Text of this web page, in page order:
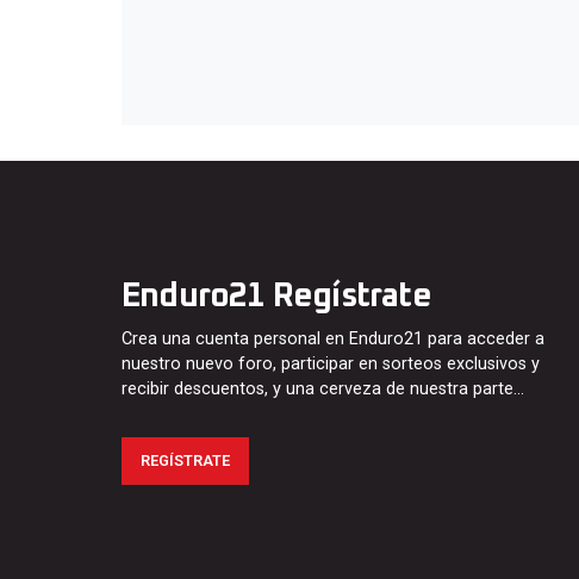
Enduro21 Regístrate
Crea una cuenta personal en Enduro21 para acceder a
nuestro nuevo foro, participar en sorteos exclusivos y
recibir descuentos, y una cerveza de nuestra parte…
REGÍSTRATE